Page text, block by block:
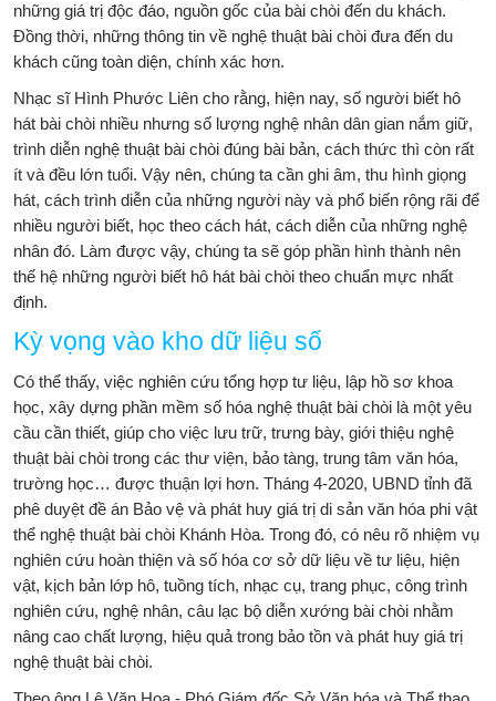
những giá trị độc đáo, nguồn gốc của bài chòi đến du khách.
Đồng thời, những thông tin về nghệ thuật bài chòi đưa đến du
khách cũng toàn diện, chính xác hơn.
Nhạc sĩ Hình Phước Liên cho rằng, hiện nay, số người biết hô
hát bài chòi nhiều nhưng số lượng nghệ nhân dân gian nắm giữ,
trình diễn nghệ thuật bài chòi đúng bài bản, cách thức thì còn rất
ít và đều lớn tuổi. Vậy nên, chúng ta cần ghi âm, thu hình giọng
hát, cách trình diễn của những người này và phổ biến rộng rãi để
nhiều người biết, học theo cách hát, cách diễn của những nghệ
nhân đó. Làm được vậy, chúng ta sẽ góp phần hình thành nên
thế hệ những người biết hô hát bài chòi theo chuẩn mực nhất
định.
Kỳ vọng vào kho dữ liệu số
Có thể thấy, việc nghiên cứu tổng hợp tư liệu, lập hồ sơ khoa
học, xây dựng phần mềm số hóa nghệ thuật bài chòi là một yêu
cầu cần thiết, giúp cho việc lưu trữ, trưng bày, giới thiệu nghệ
thuật bài chòi trong các thư viện, bảo tàng, trung tâm văn hóa,
trường học… được thuận lợi hơn. Tháng 4-2020, UBND tỉnh đã
phê duyệt đề án Bảo vệ và phát huy giá trị di sản văn hóa phi vật
thể nghệ thuật bài chòi Khánh Hòa. Trong đó, có nêu rõ nhiệm vụ
nghiên cứu hoàn thiện và số hóa cơ sở dữ liệu về tư liệu, hiện
vật, kịch bản lớp hô, tuồng tích, nhạc cụ, trang phục, công trình
nghiên cứu, nghệ nhân, câu lạc bộ diễn xướng bài chòi nhằm
nâng cao chất lượng, hiệu quả trong bảo tồn và phát huy giá trị
nghệ thuật bài chòi.